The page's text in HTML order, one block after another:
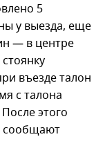
5
у выезда, еще
— в центре
въезде талон
с талона
этого
сообщают